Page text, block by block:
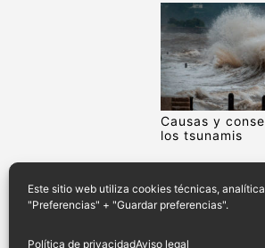
Este sitio web utiliza cookies técnicas,
"Preferencias" + "Guardar preferencias".
Política de privacidadAviso legal
Causas y
los tsunamis